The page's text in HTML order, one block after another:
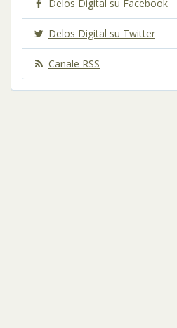
Delos Digital su Facebook
Delos Digital su Twitter
Canale RSS